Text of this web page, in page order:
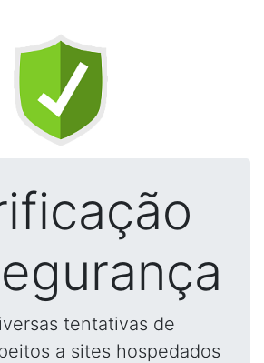
tentativas de
a sites hospedados